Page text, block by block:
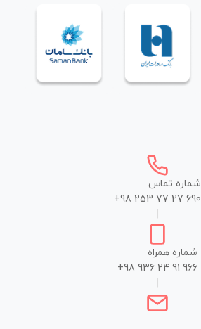
شماره تماس
+98 253 77 27 690
شماره همراه
+98 936 24 91 966